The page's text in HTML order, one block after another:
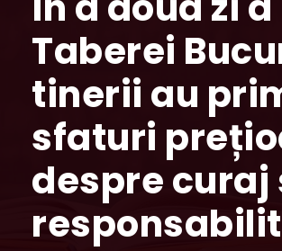
Taberei
tinerii au
sfaturi
despre curaj